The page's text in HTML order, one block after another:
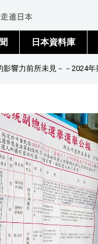
日本資料庫
影響力前所未見－－2024